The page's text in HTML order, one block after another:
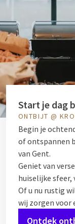
Start je dag
ONTBIJT @
Begin je
of ontspannen
van Gent.
Geniet van
huiselijke sfeer,
Of u nu rustig
wij zorgen voor
Ontdek